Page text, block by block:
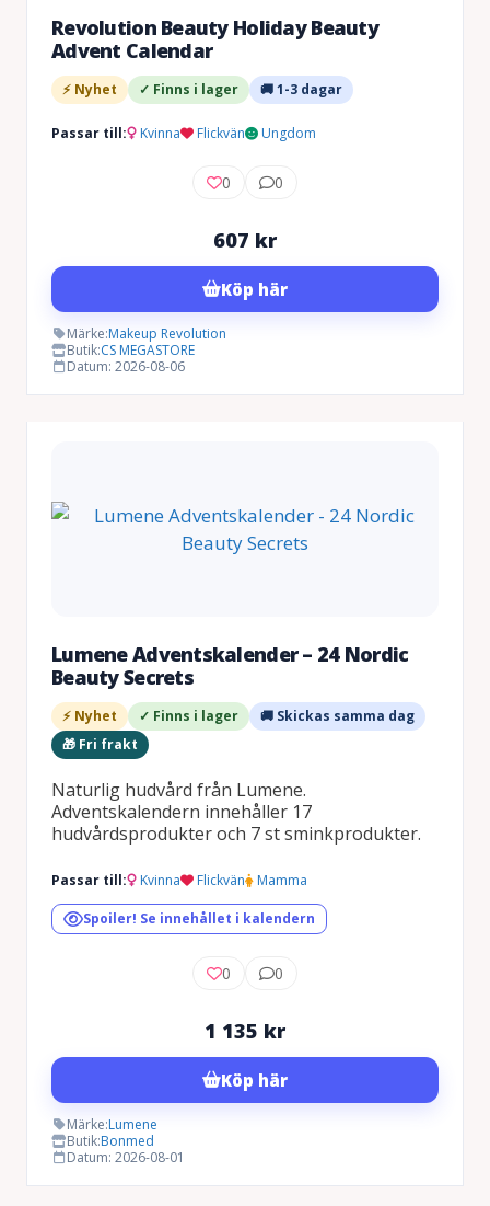
Revolution Beauty Holiday Beauty
Advent Calendar
⚡ Nyhet ✓ Finns i lager 🚚 1-3 dagar
Passar till: Kvinna Flickvän Ungdom
0 0
607 kr
Köp här
Märke:Makeup Revolution
Butik:CS MEGASTORE
Datum: 2026-08-06
Lumene Adventskalender – 24 Nordic
Beauty Secrets
⚡ Nyhet ✓ Finns i lager
🚚 Skickas samma dag
🎁 Fri frakt
Naturlig hudvård från Lumene.
Adventskalendern innehåller 17
hudvårdsprodukter och 7 st sminkprodukter.
Passar till: Kvinna Flickvän Mamma
Spoiler! Se innehållet i kalendern
0 0
1 135 kr
Köp här
Märke:Lumene
Butik:Bonmed
Datum: 2026-08-01